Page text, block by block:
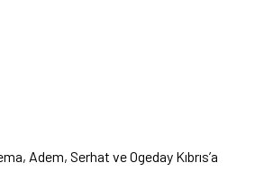
Adem, Serhat ve Ogeday Kıbrıs’a